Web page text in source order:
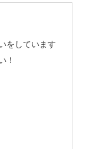
をしています
！